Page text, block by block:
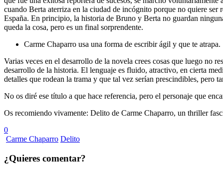
cuando Berta aterriza en la ciudad de incógnito porque no quiere
España. En principio, la historia de Bruno y Berta no guardan
queda la cosa, pero es un final sorprendente.
Carme Chaparro usa una forma de escribir ágil y que te atrapa.
Varias veces en el desarrollo de la novela crees cosas que luego no
desarrollo de la historia. El lenguaje es fluido, atractivo, en cierta
detalles que rodean la trama y que tal vez serían prescindibles, pero
No os diré ese título a que hace referencia, pero el personaje que
Os recomiendo vivamente: Delito de Carme Chaparro, un thriller
0
Carme Chaparro Delito
¿Quieres comentar?